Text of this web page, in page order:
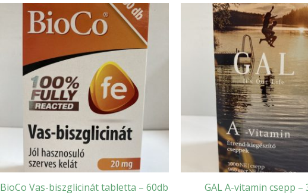
BioCo Vas-biszglicinát tabletta – 60db GAL A-vitamin csepp –